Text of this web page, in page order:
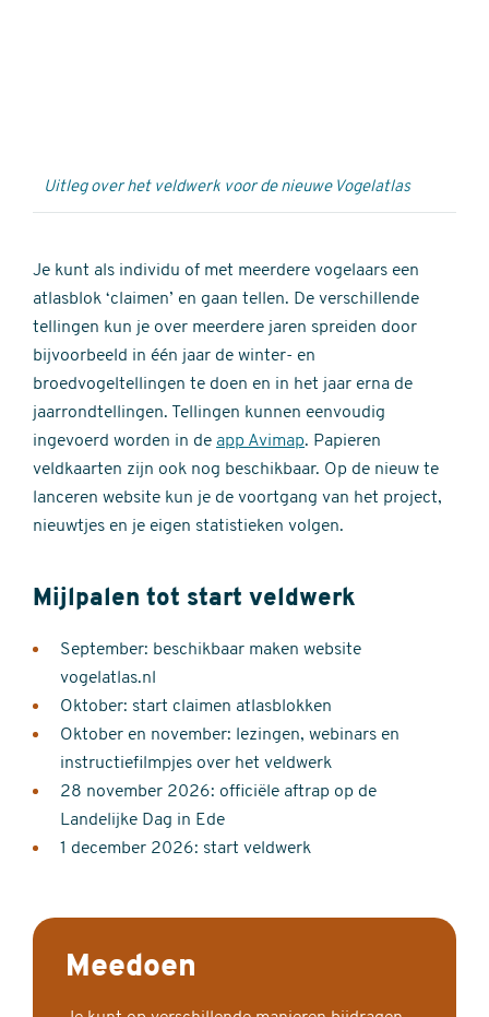
Uitleg over het veldwerk voor de nieuwe Vogelatlas
Je kunt als individu of met meerdere vogelaars een
atlasblok ‘claimen’ en gaan tellen. De verschillende
tellingen kun je over meerdere jaren spreiden door
bijvoorbeeld in één jaar de winter- en
broedvogeltellingen te doen en in het jaar erna de
jaarrondtellingen. Tellingen kunnen eenvoudig
ingevoerd worden in de app Avimap. Papieren
veldkaarten zijn ook nog beschikbaar. Op de nieuw te
lanceren website kun je de voortgang van het project,
nieuwtjes en je eigen statistieken volgen.
Mijlpalen tot start veldwerk
September: beschikbaar maken website
vogelatlas.nl
Oktober: start claimen atlasblokken
Oktober en november: lezingen, webinars en
instructiefilmpjes over het veldwerk
28 november 2026: officiële aftrap op de
Landelijke Dag in Ede
1 december 2026: start veldwerk
Meedoen